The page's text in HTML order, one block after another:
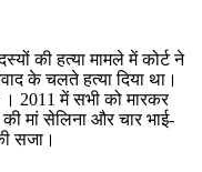
की हत्या मामले में कोर्ट ने
के चलते हत्या दिया था।
। 2011 में सभी को मारकर
मां सेलिना और चार भाई-
सजा।